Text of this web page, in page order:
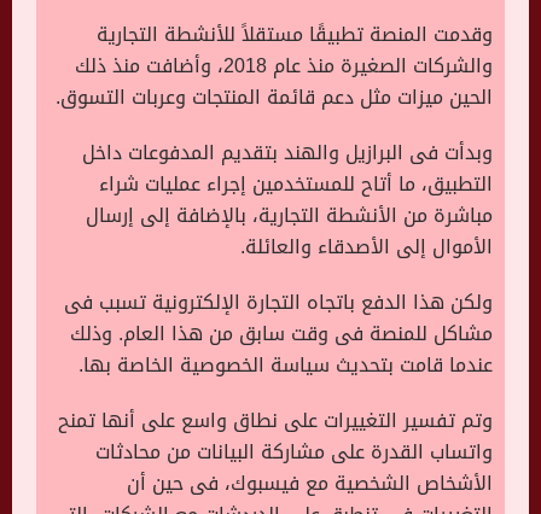
وقدمت المنصة تطبيقًا مستقلاً للأنشطة التجارية
والشركات الصغيرة منذ عام 2018، وأضافت منذ ذلك
الحين ميزات مثل دعم قائمة المنتجات وعربات التسوق.
وبدأت فى البرازيل والهند بتقديم المدفوعات داخل
التطبيق، ما أتاح للمستخدمين إجراء عمليات شراء
مباشرة من الأنشطة التجارية، بالإضافة إلى إرسال
الأموال إلى الأصدقاء والعائلة.
ولكن هذا الدفع باتجاه التجارة الإلكترونية تسبب فى
مشاكل للمنصة فى وقت سابق من هذا العام. وذلك
عندما قامت بتحديث سياسة الخصوصية الخاصة بها.
وتم تفسير التغييرات على نطاق واسع على أنها تمنح
واتساب القدرة على مشاركة البيانات من محادثات
الأشخاص الشخصية مع فيسبوك، فى حين أن